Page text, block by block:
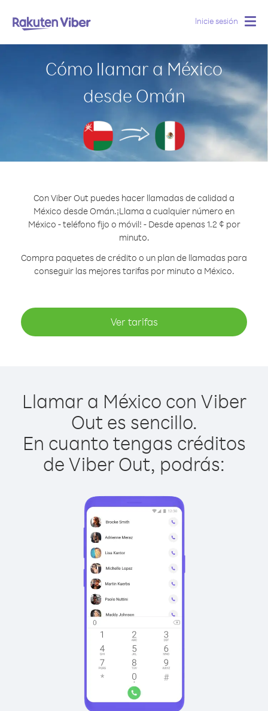
Inicie sesión
Cómo llamar a México
desde Omán
Con Viber Out puedes hacer llamadas de calidad a
México desde Omán.¡Llama a cualquier número en
México - teléfono fijo o móvil! - Desde apenas 1.2 ¢ por
minuto.
Compra paquetes de crédito o un plan de llamadas para
conseguir las mejores tarifas por minuto a México.
Ver tarifas
Llamar a México con Viber
Out es sencillo.
En cuanto tengas créditos
de Viber Out, podrás: